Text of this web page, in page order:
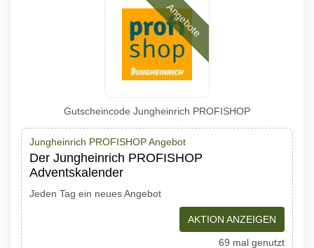
Angebote
Gutscheincode Jungheinrich PROFISHOP
Jungheinrich PROFISHOP Angebot
Der Jungheinrich PROFISHOP
Adventskalender
Jeden Tag ein neues Angebot
AKTION ANZEIGEN
69 mal genutzt